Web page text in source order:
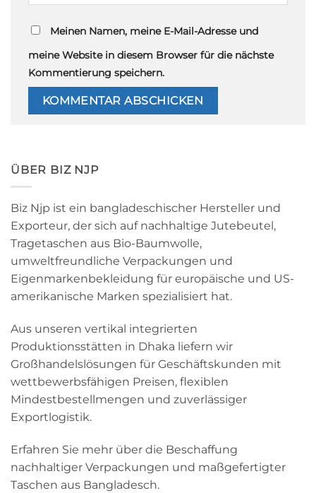
Meinen Namen, meine E-Mail-Adresse und
meine Website in diesem Browser für die nächste
Kommentierung speichern.
ÜBER BIZ NJP
Biz Njp ist ein bangladeschischer Hersteller und
Exporteur, der sich auf nachhaltige Jutebeutel,
Tragetaschen aus Bio-Baumwolle,
umweltfreundliche Verpackungen und
Eigenmarkenbekleidung für europäische und US-
amerikanische Marken spezialisiert hat.
Aus unseren vertikal integrierten
Produktionsstätten in Dhaka liefern wir
Großhandelslösungen für Geschäftskunden mit
wettbewerbsfähigen Preisen, flexiblen
Mindestbestellmengen und zuverlässiger
Exportlogistik.
Erfahren Sie mehr über die Beschaffung
nachhaltiger Verpackungen und maßgefertigter
Taschen aus Bangladesch.